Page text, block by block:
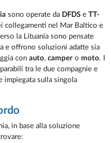
sono operate da DFDS eTT-
collegamenti nel Mar Baltico e
la Lituania sono pensate
e offrono soluzioni adatte sia
conauto,camper o moto. I
tra le due compagnie e
impiegata sulla singola
in base alla soluzione